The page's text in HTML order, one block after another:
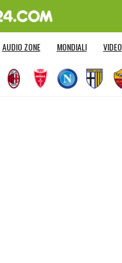
AUDIO ZONE MONDIALI VIDEO